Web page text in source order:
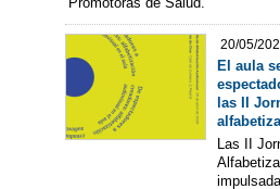
20/05/
El aula
las II
Las II